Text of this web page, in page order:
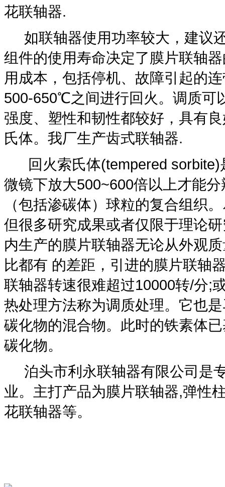
花联轴器.
如联轴器使用功率较大，建议
组件的使用寿命决定了膜片联轴
用成本，包括停机、故障引起的
500-650℃之间进行回火。调质可
强度、塑性和韧性都较好，具有
氏体。我厂生产齿式联轴器.
回火索氏体(tempered sorbite)
微镜下放大500~600倍以上才能
（包括渗碳体）球粒的复合组织
但很多研究成果或者仅限于理论
内生产的膜片联轴器无论从外观
比都有 的差距，引进的膜片联轴
联轴器转速很难超过10000转/分;
热处理方法称为调质处理。它也
碳化物的混合物。此时的铁素体
碳化物。
泊头市利永联轴器有限公司是
业。主打产品为膜片联轴器,弹性
花联轴器等。